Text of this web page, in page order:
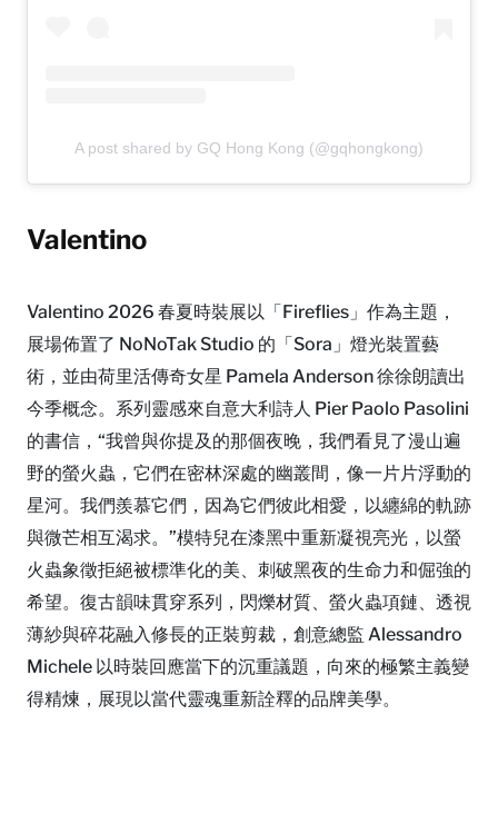
A post shared by GQ Hong Kong (@gqhongkong)
Valentino
Valentino 2026 春夏時裝展以「Fireflies」作為主題，
展場佈置了 NoNoTak Studio 的「Sora」燈光裝置藝
術，並由荷里活傳奇女星 Pamela Anderson 徐徐朗讀出
今季概念。系列靈感來自意大利詩人 Pier Paolo Pasolini
的書信，“我曾與你提及的那個夜晚，我們看見了漫山遍
野的螢火蟲，它們在密林深處的幽叢間，像一片片浮動的
星河。我們羨慕它們，因為它們彼此相愛，以纏綿的軌跡
與微芒相互渴求。”模特兒在漆黑中重新凝視亮光，以螢
火蟲象徵拒絕被標準化的美、刺破黑夜的生命力和倔強的
希望。復古韻味貫穿系列，閃爍材質、螢火蟲項鏈、透視
薄紗與碎花融入修長的正裝剪裁，創意總監 Alessandro
Michele 以時裝回應當下的沉重議題，向來的極繁主義變
得精煉，展現以當代靈魂重新詮釋的品牌美學。